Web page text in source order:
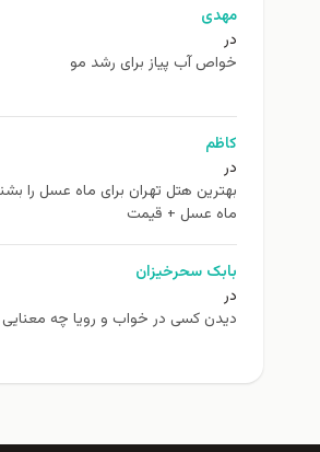
مهدی
در
خواص آب پیاز برای رشد مو
کاظم
در
ماه عسل + قیمت
بابک سحرخیزان
در
دیدن کسی در خواب و رویا چه معنایی